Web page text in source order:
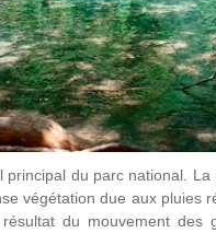
du parc national.
végétation due aux pluies
du mouvement des